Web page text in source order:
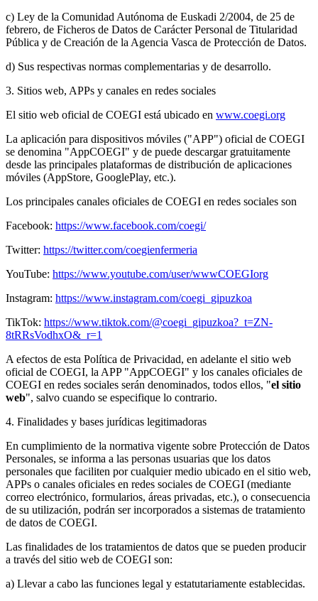
c) Ley de la Comunidad Autónoma de Euskadi 2/2004, de 25 de
febrero, de Ficheros de Datos de Carácter Personal de Titularidad
Pública y de Creación de la Agencia Vasca de Protección de Datos.
d) Sus respectivas normas complementarias y de desarrollo.
3. Sitios web, APPs y canales en redes sociales
El sitio web oficial de COEGI está ubicado en www.coegi.org
La aplicación para dispositivos móviles ("APP") oficial de COEGI
se denomina "AppCOEGI" y de puede descargar gratuitamente
desde las principales plataformas de distribución de aplicaciones
móviles (AppStore, GooglePlay, etc.).
Los principales canales oficiales de COEGI en redes sociales son
Facebook: https://www.facebook.com/coegi/
Twitter: https://twitter.com/coegienfermeria
YouTube: https://www.youtube.com/user/wwwCOEGIorg
Instagram: https://www.instagram.com/coegi_gipuzkoa
TikTok: https://www.tiktok.com/@coegi_gipuzkoa?_t=ZN-
8tRRsVodhxO&_r=1
A efectos de esta Política de Privacidad, en adelante el sitio web
oficial de COEGI, la APP "AppCOEGI" y los canales oficiales de
COEGI en redes sociales serán denominados, todos ellos, "el sitio
web", salvo cuando se especifique lo contrario.
4. Finalidades y bases jurídicas legitimadoras
En cumplimiento de la normativa vigente sobre Protección de Datos
Personales, se informa a las personas usuarias que los datos
personales que faciliten por cualquier medio ubicado en el sitio web,
APPs o canales oficiales en redes sociales de COEGI (mediante
correo electrónico, formularios, áreas privadas, etc.), o consecuencia
de su utilización, podrán ser incorporados a sistemas de tratamiento
de datos de COEGI.
Las finalidades de los tratamientos de datos que se pueden producir
a través del sitio web de COEGI son:
a) Llevar a cabo las funciones legal y estatutariamente establecidas.